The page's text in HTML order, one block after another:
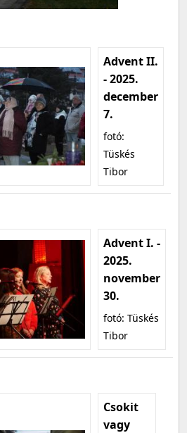
Advent II.
- 2025.
december
7.
fotó:
Tüskés
Tibor
Advent I. -
2025.
november
30.
fotó: Tüskés
Tibor
Csokit
vagy